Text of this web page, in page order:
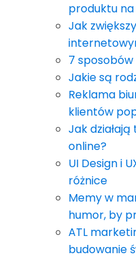
produktu
Jak
7
Jakie są
Reklama
klientów
Jak
online?
UI Design i
różnice
Memy w
humor, by
ATL
budowanie